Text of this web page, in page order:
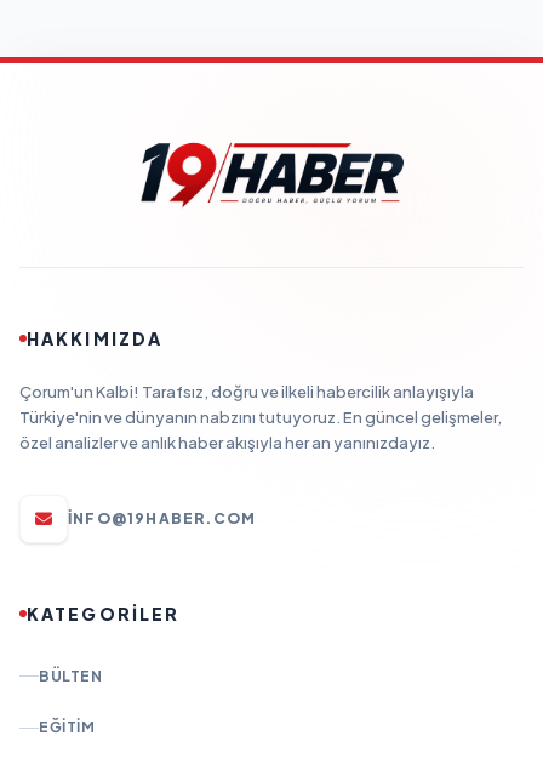
HAKKIMIZDA
Çorum'un Kalbi! Tarafsız, doğru ve ilkeli habercilik anlayışıyla
Türkiye'nin ve dünyanın nabzını tutuyoruz. En güncel gelişmeler,
özel analizler ve anlık haber akışıyla her an yanınızdayız.
INFO@19HABER.COM
KATEGORİLER
BÜLTEN
EĞITIM